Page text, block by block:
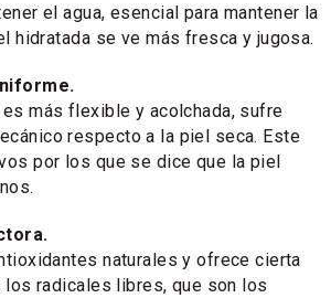
el agua, esencial para mantener la
hidratada se ve más fresca y jugosa.
más flexible y acolchada, sufre
respecto a la piel seca. Este
por los que se dice que la piel
naturales y ofrece cierta
radicales libres, que son los